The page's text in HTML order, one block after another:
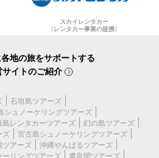
スカイレンタカー
〈レンタカー事業の提携〉
地の旅をサポートする
サイトのご紹介
石垣島ツアーズ
シュノーケリングツアーズ
島レンタカーツアーズ
幻の島ツアーズ
ズ
宮古島シュノーケリングツアーズ
ツアーズ
沖縄やんばるツアーズ
ーリングツアーズ 慶良間ツアーズ